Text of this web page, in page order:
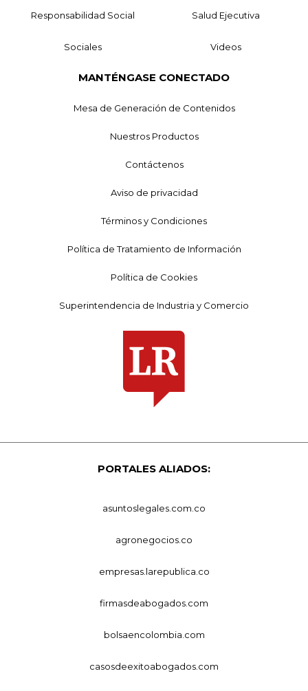
Responsabilidad Social Salud Ejecutiva
Sociales Videos
MANTÉNGASE CONECTADO
Mesa de Generación de Contenidos
Nuestros Productos
Contáctenos
Aviso de privacidad
Términos y Condiciones
Política de Tratamiento de Información
Política de Cookies
Superintendencia de Industria y Comercio
PORTALES ALIADOS:
asuntoslegales.com.co
agronegocios.co
empresas.larepublica.co
firmasdeabogados.com
bolsaencolombia.com
casosdeexitoabogados.com